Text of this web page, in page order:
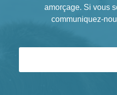
amorçage. Si vous
communiquez-